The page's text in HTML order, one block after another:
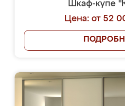
Шкаф-купе
Цена: от 52